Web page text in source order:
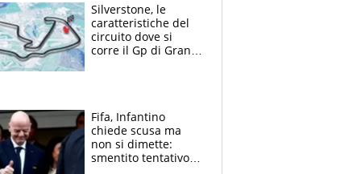
Silverstone, le
caratteristiche del
circuito dove si
corre il Gp di Gran
Fifa, Infantino
chiede scusa ma
non si dimette:
smentito tentativo di